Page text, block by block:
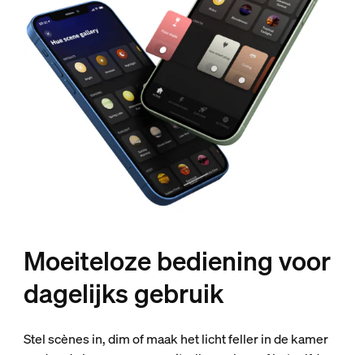
Moeiteloze bediening voor
dagelijks gebruik
Stel scènes in, dim of maak het licht feller in de kamer